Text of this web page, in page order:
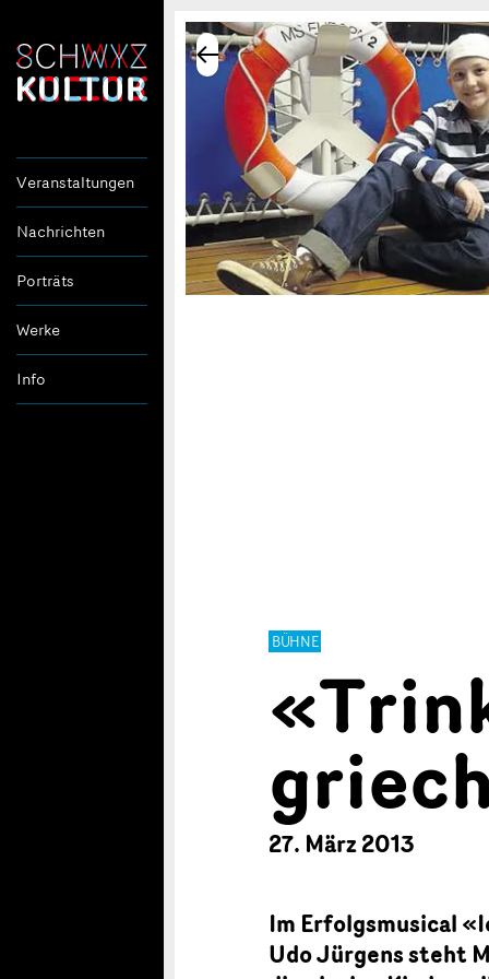
Veranstaltungen
Nachrichten
Porträts
Werke
Info
BÜHNE
27. März 2013
Im Erfolgsmusical
Udo Jürgens steht